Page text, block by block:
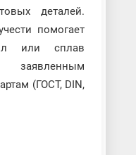
деталей.
помогает
или сплав
(ГОСТ, DIN,